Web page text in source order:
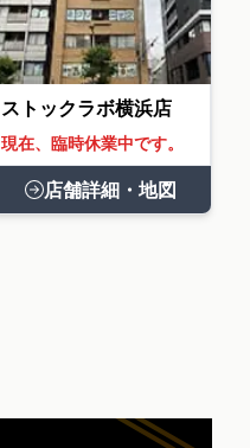
ストックラボ横浜店
現在、臨時休業中です。
店舗詳細・地図